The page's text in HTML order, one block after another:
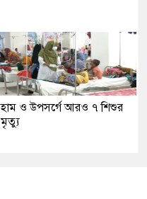
হাম ও উপসর্গে আরও ৭ শিশুর
মৃত্যু